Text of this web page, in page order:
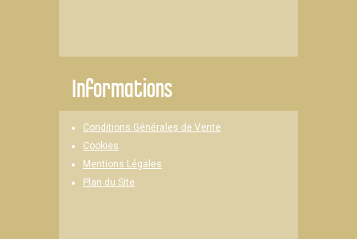
Informations
Conditions Générales de Vente
Cookies
Mentions Légales
Plan du Site